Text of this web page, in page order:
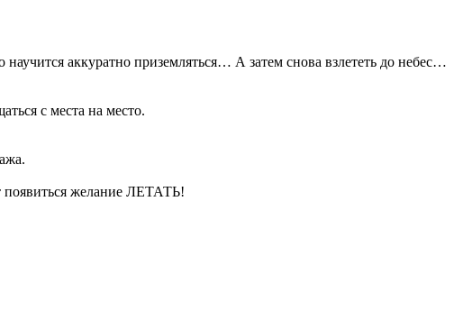
аккуратно приземляться… А затем снова взлететь до небес…
с места на место.
появиться желание ЛЕТАТЬ!